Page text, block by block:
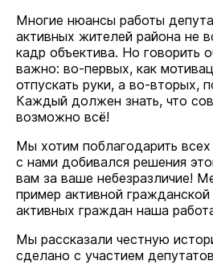
Многие нюансы работы
активных жителей района не
кадр объектива. Но говорить
важно: во-первых, как
отпускать руки, а во-вторых,
Каждый должен знать, что
возможно всё!
Мы хотим поблагодарить
с нами добивался решения
вам за ваше небезразличие!
пример активной
активных граждан наша
Мы рассказали честную
сделано с участием